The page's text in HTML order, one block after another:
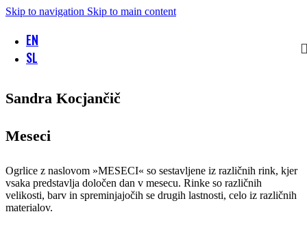
Skip to navigation Skip to main content
EN
SL
Sandra Kocjančič
Meseci
Ogrlice z naslovom »MESECI« so sestavljene iz različnih rink, kjer
vsaka predstavlja določen dan v mesecu. Rinke so različnih
velikosti, barv in spreminjajočih se drugih lastnosti, celo iz različnih
materialov.